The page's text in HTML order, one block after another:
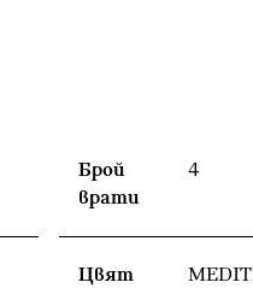
Брой
врати
4
Цвят